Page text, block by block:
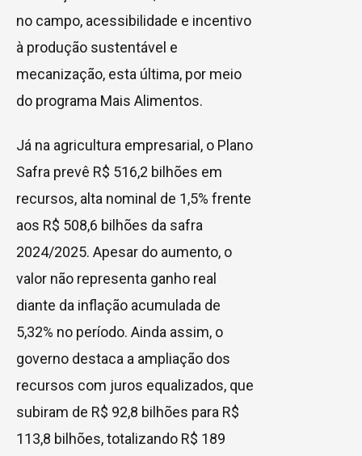
no campo, acessibilidade e incentivo
à produção sustentável e
mecanização, esta última, por meio
do programa Mais Alimentos.
Já na agricultura empresarial, o Plano
Safra prevê R$ 516,2 bilhões em
recursos, alta nominal de 1,5% frente
aos R$ 508,6 bilhões da safra
2024/2025. Apesar do aumento, o
valor não representa ganho real
diante da inflação acumulada de
5,32% no período. Ainda assim, o
governo destaca a ampliação dos
recursos com juros equalizados, que
subiram de R$ 92,8 bilhões para R$
113,8 bilhões, totalizando R$ 189